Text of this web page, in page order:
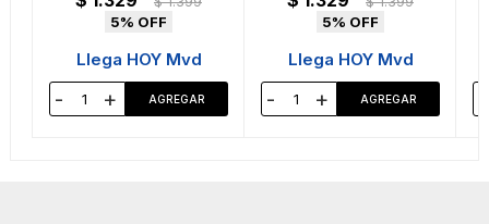
5
Llega HOY Mvd
- +
5
Llega HOY Mvd
- +